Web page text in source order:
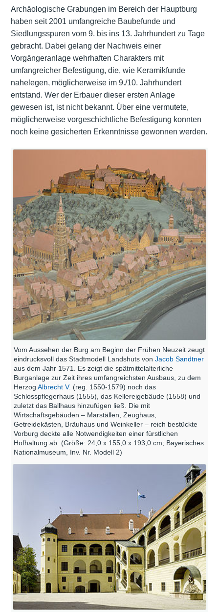
Archäologische Grabungen im Bereich der Hauptburg
haben seit 2001 umfangreiche Baubefunde und
Siedlungsspuren vom 9. bis ins 13. Jahrhundert zu Tage
gebracht. Dabei gelang der Nachweis einer
Vorgängeranlage wehrhaften Charakters mit
umfangreicher Befestigung, die, wie Keramikfunde
nahelegen, möglicherweise im 9./10. Jahrhundert
entstand. Wer der Erbauer dieser ersten Anlage
gewesen ist, ist nicht bekannt. Über eine vermutete,
möglicherweise vorgeschichtliche Befestigung konnten
noch keine gesicherten Erkenntnisse gewonnen werden.
Vom Aussehen der Burg am Beginn der Frühen Neuzeit zeugt
eindrucksvoll das Stadtmodell Landshuts von Jacob Sandtner
aus dem Jahr 1571. Es zeigt die spätmittelalterliche
Burganlage zur Zeit ihres umfangreichsten Ausbaus, zu dem
Herzog Albrecht V. (reg. 1550-1579) noch das
Schlosspflegerhaus (1555), das Kellereigebäude (1558) und
zuletzt das Ballhaus hinzufügen ließ. Die mit
Wirtschaftsgebäuden – Marställen, Zeughaus,
Getreidekästen, Bräuhaus und Weinkeller – reich bestückte
Vorburg deckte alle Notwendigkeiten einer fürstlichen
Hofhaltung ab. (Größe: 24,0 x 155,0 x 193,0 cm; Bayerisches
Nationalmuseum, Inv. Nr. Modell 2)